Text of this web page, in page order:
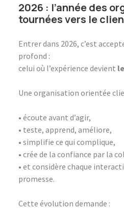
2026 : l’année des
tournées vers le
Entrer dans 2026, c’est
profond :
celui où l’expérience devient
Une organisation orientée
• écoute avant d’agir,
• teste, apprend, améliore,
• simplifie ce qui complique,
• crée de la confiance par la
• et considère chaque
promesse.
Cette évolution demande :